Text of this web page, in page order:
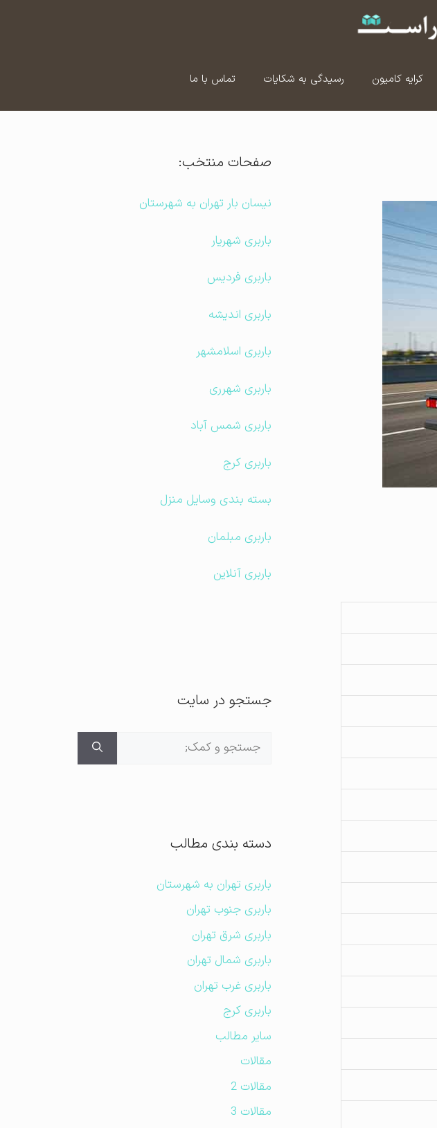
کرایه کامیون رسیدگی به شکایات تماس با ما
صفحات منتخب:
نیسان بار تهران به شهرستان
باربری شهریار
باربری فردیس
باربری اندیشه
باربری اسلامشهر
باربری شهرری
باربری شمس آباد
باربری کرج
بسته بندی وسایل منزل
باربری مبلمان
باربری آنلاین
جستجو در سایت
جستجوی
دسته بندی مطالب
باربری تهران به شهرستان
باربری جنوب تهران
باربری شرق تهران
باربری شمال تهران
باربری غرب تهران
باربری کرج
سایر مطالب
مقالات
مقالات 2
مقالات 3